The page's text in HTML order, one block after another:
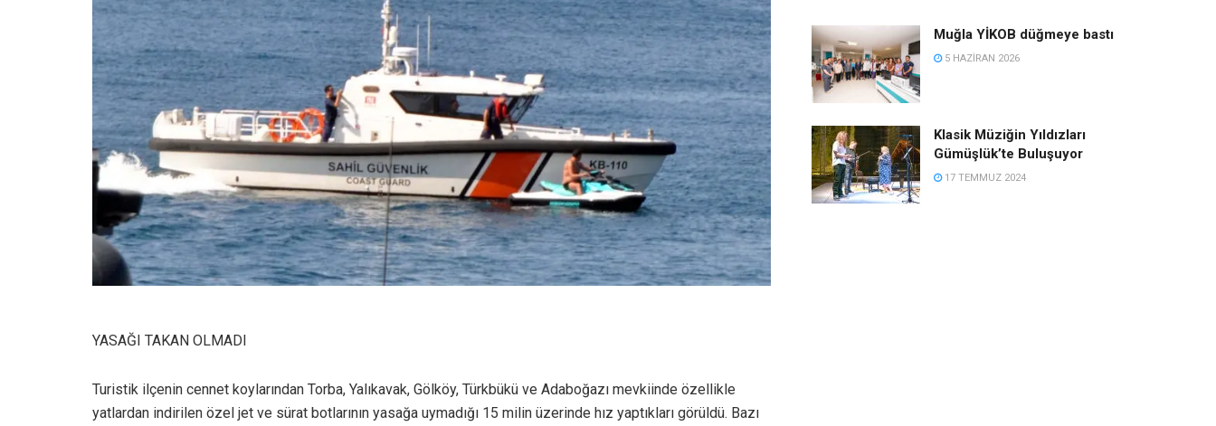
YASAĞI TAKAN OLMADI
Turistik ilçenin cennet koylarından Torba, Yalıkavak, Gölköy, Türkbükü ve Adaboğazı mevkiinde özellikle
yatlardan indirilen özel jet ve sürat botlarının yasağa uymadığı 15 milin üzerinde hız yaptıkları görüldü. Bazı
Muğla YİKOB düğmeye bastı
5 HAZIRAN 2026
Klasik Müziğin Yıldızları
Gümüşlük’te Buluşuyor
17 TEMMUZ 2024